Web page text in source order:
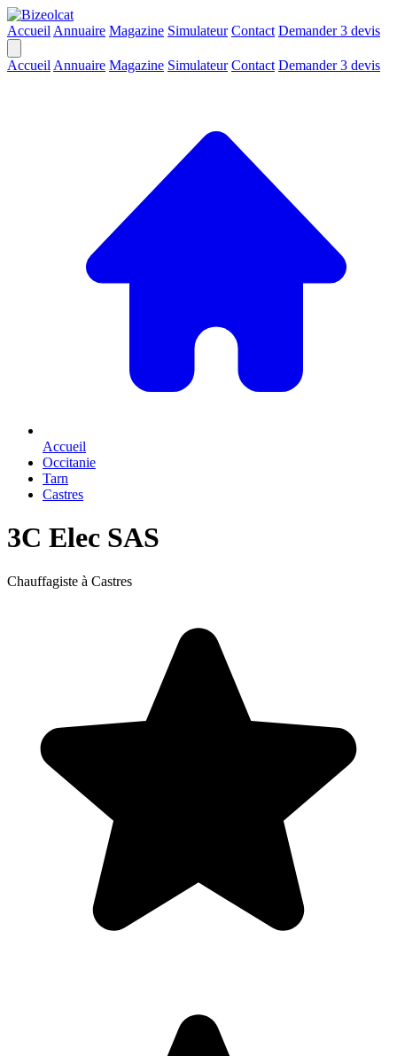
Accueil Annuaire Magazine Simulateur Contact Demander 3 devis
Accueil Annuaire Magazine Simulateur Contact Demander 3 devis
Accueil
Occitanie
Tarn
Castres
3C Elec SAS
Chauffagiste à Castres